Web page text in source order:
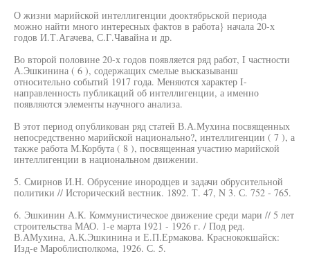
О жизни марийской интеллигенции дооктябрьской периода
можно найти много интересных фактов в работа} начала 20-х
годов И.Т.Агачева, С.Г.Чавайна и др.
Во второй половине 20-х годов появляется ряд работ, I частности
А.Эшкинина ( 6 ), содержащих смелые высказыванш
относительно событий 1917 года. Меняются характер I-
направленность публикаций об интеллигенции, а именно
появляются элементы научного анализа.
В этот период опубликован ряд статей В.А.Мухина посвященных
непосредственно марийской национально?, интеллигенции ( 7 ), а
также работа М.Корбута ( 8 ), посвященная участию марийской
интеллигенции в национальном движении.
5. Смирнов И.Н. Обрусение инородцев и задачи обрусительной
политики // Исторический вестник. 1892. Т. 47, N 3. С. 752 - 765.
6. Эшкинин А.К. Коммунистическое движение среди мари // 5 лет
строительства МАО. 1-е марта 1921 - 1926 г. / Под ред.
В.АМухина, А.К.Эшкинина и Е.П.Ермакова. Краснококшайск:
Изд-е Мароблисполкома, 1926. С. 5.